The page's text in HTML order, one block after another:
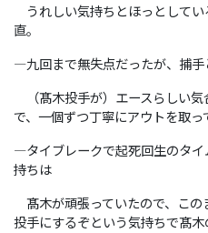
うれしい気持ちとほっとして
直。
―九回まで無失点だったが、捕
（髙木投手が）エースらしい
で、一個ずつ丁寧にアウトを取っ
―タイブレークで起死回生のタ
持ちは
髙木が頑張っていたので、この
投手にするぞという気持ちで髙木